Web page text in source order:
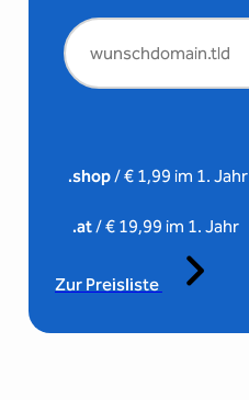
.shop/ € 1,99 im 1. Jahr
.at/ € 19,99 im 1. Jahr
Zur Preisliste